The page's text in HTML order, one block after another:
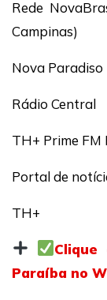
Rede
Campinas)
Nova Paradiso
Rádio Central
TH+ Prime
Portal de
TH+
Paraíba no